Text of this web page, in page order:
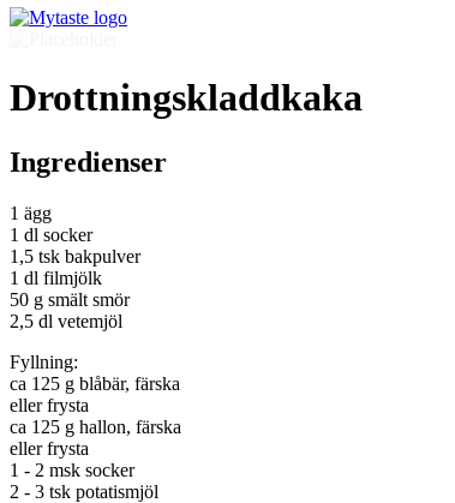
Drottningskladdkaka
Ingredienser
1 ägg
1 dl socker
1,5 tsk bakpulver
1 dl filmjölk
50 g smält smör
2,5 dl vetemjöl
Fyllning:
ca 125 g blåbär, färska
eller frysta
ca 125 g hallon, färska
eller frysta
1 - 2 msk socker
2 - 3 tsk potatismjöl